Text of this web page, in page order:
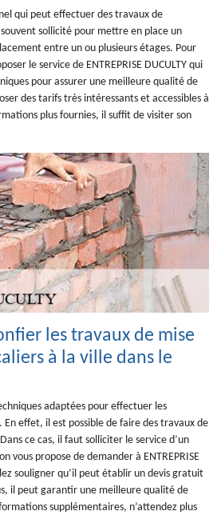
qui peut effectuer des travaux de
sollicité pour mettre en place un
entre un ou plusieurs étages. Pour
le service de ENTREPRISE DUCULTY qui
pour assurer une meilleure qualité de
des tarifs très intéressants et accessibles à
plus fournies, il suffit de visiter son
les travaux de mise
à la ville dans le
adaptées pour effectuer les
effet, il est possible de faire des travaux de
ce cas, il faut solliciter le service d’un
vous propose de demander à ENTREPRISE
souligner qu’il peut établir un devis gratuit
il peut garantir une meilleure qualité de
supplémentaires, n’attendez plus